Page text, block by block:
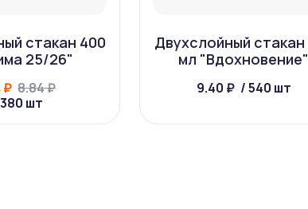
стакан 400
25/26"
₽ 8.84 ₽
шт
Двухслойный стакан
мл "Вдохновение"
9.40 ₽ / 540 шт